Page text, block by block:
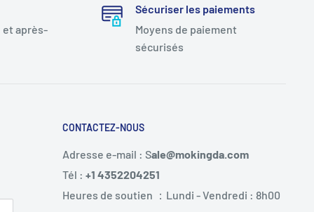
et après-
Sécuriser les paiements
Moyens de paiement
sécurisés
CONTACTEZ-NOUS
Adresse e-mail : Sale@mokingda.com
Tél : +1 4352204251
Heures de soutien ：Lundi - Vendredi : 8h00